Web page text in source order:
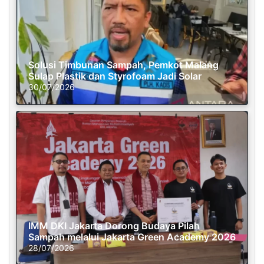
Solusi Timbunan Sampah, Pemkot Malang
Sulap Plastik dan Styrofoam Jadi Solar
30/07/2026
IMM DKI Jakarta Dorong Budaya Pilah
Sampah melalui Jakarta Green Academy 2026
28/07/2026